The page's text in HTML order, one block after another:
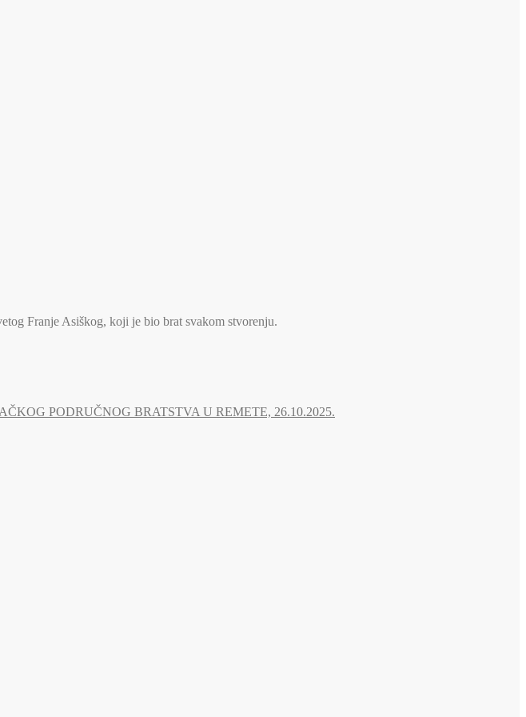
Franje Asiškog, koji je bio brat svakom stvorenju.
PODRUČNOG BRATSTVA U REMETE, 26.10.2025.